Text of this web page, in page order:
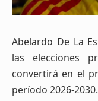
Abelardo De La
las elecciones
convertirá en el
período 2026-2030.